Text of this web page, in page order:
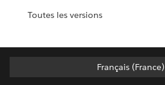
Toutes les versions
Français (France)
Français (France)